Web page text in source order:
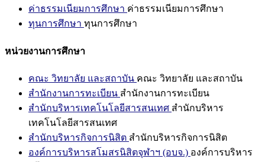
ค่าธรรมเนียมการศึกษา ค่าธรรมเนียมการศึกษา
ทุนการศึกษา ทุนการศึกษา
หน่วยงานการศึกษา
คณะ วิทยาลัย และสถาบัน คณะ วิทยาลัย และสถาบัน
สำนักงานการทะเบียน สำนักงานการทะเบียน
สำนักบริหารเทคโนโลยีสารสนเทศ สำนักบริหาร
เทคโนโลยีสารสนเทศ
สำนักบริหารกิจการนิสิต สำนักบริหารกิจการนิสิต
องค์การบริหารสโมสรนิสิตจุฬาฯ (อบจ.) องค์การบริหาร